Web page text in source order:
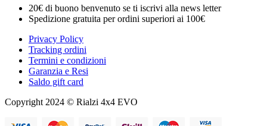
20€ di buono benvenuto se ti iscrivi alla news letter
Spedizione gratuita per ordini superiori ai 100€
Privacy Policy
Tracking ordini
Termini e condizioni
Garanzia e Resi
Saldo gift card
Copyright 2024 © Rialzi 4x4 EVO